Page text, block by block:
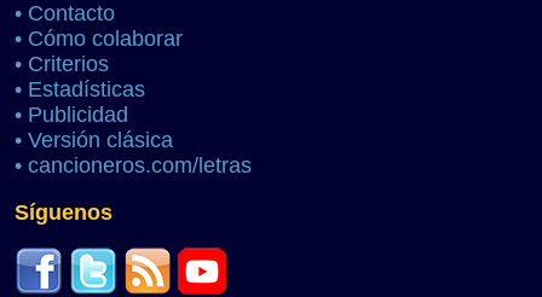
• Contacto
• Cómo colaborar
• Criterios
• Estadísticas
• Publicidad
• Versión clásica
• cancioneros.com/letras
Síguenos